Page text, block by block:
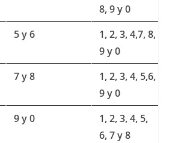
8, 9 y 0
5 y 6
1, 2, 3, 4,7, 8,
9 y 0
7 y 8
1, 2, 3, 4, 5,6,
9 y 0
9 y 0
1, 2, 3, 4, 5,
6, 7 y 8